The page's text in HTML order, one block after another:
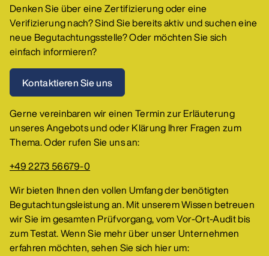
Denken Sie über eine Zertifizierung oder eine
Verifizierung nach? Sind Sie bereits aktiv und suchen eine
neue Begutachtungsstelle? Oder möchten Sie sich
einfach informieren?
Kontaktieren Sie uns
Gerne vereinbaren wir einen Termin zur Erläuterung
unseres Angebots und oder Klärung Ihrer Fragen zum
Thema. Oder rufen Sie uns an:
+49 2273 56679-0
Wir bieten Ihnen den vollen Umfang der benötigten
Begutachtungsleistung an. Mit unserem Wissen betreuen
wir Sie im gesamten Prüfvorgang, vom Vor-Ort-Audit bis
zum Testat. Wenn Sie mehr über unser Unternehmen
erfahren möchten, sehen Sie sich hier um: